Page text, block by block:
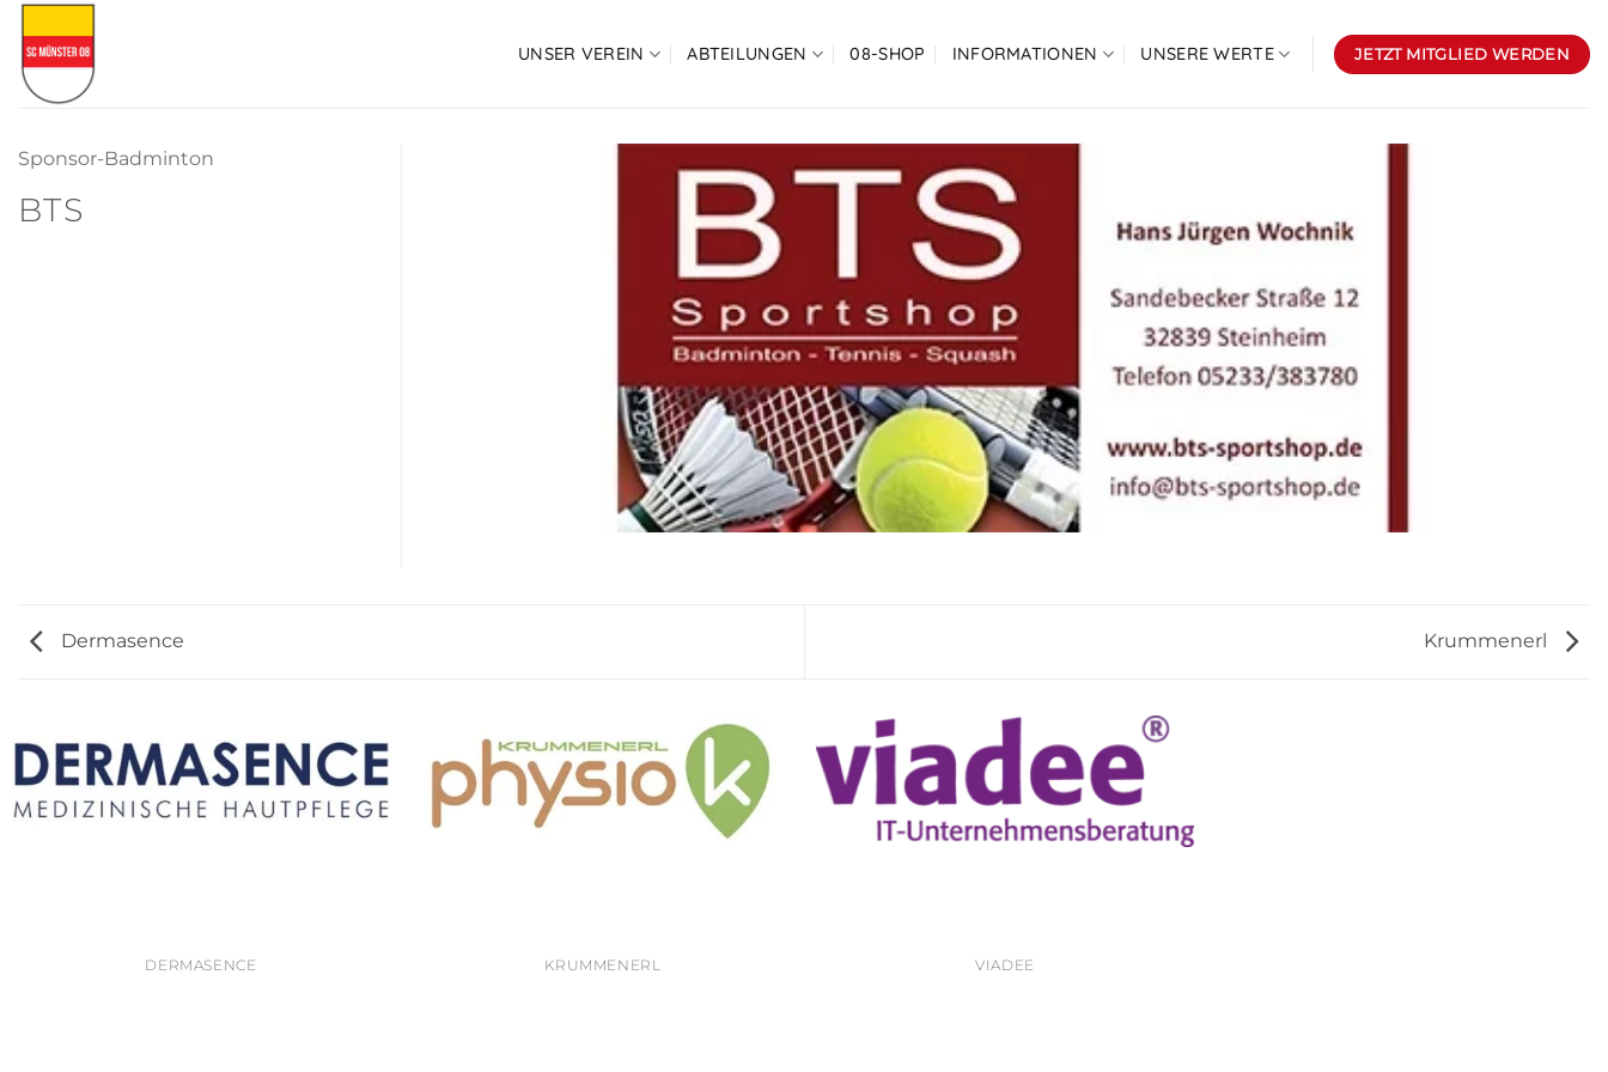
Zum
Inhalt
springen
UNSER VEREIN ABTEILUNGEN 08-SHOP INFORMATIONEN UNSERE WERTE JETZT MITGLIED WERDEN
Sponsor-Badminton
BTS
Dermasence Krummenerl
DERMASENCE KRUMMENERL VIADEE